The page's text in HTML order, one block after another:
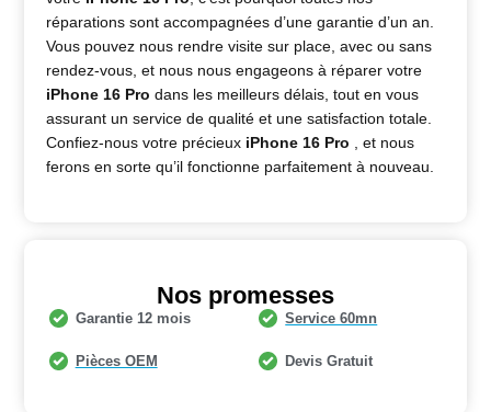
réparations sont accompagnées d’une garantie d’un an.
Vous pouvez nous rendre visite sur place, avec ou sans
rendez-vous, et nous nous engageons à réparer votre
iPhone 16 Prodans les meilleurs délais, tout en vous
assurant un service de qualité et une satisfaction totale.
Confiez-nous votre précieux iPhone 16 Pro , et nous
ferons en sorte qu’il fonctionne parfaitement à nouveau.
Nos promesses
Garantie 12 mois Service 60mn
Pièces OEM Devis Gratuit